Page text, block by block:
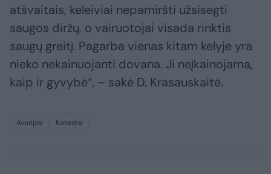
atšvaitais, keleiviai nepamiršti užsisegti
saugos diržų, o vairuotojai visada rinktis
saugų greitį. Pagarba vienas kitam kelyje yra
nieko nekainuojanti dovana. Ji neįkainojama,
kaip ir gyvybė“, – sakė D. Krasauskaitė.
Avarijos Katedra